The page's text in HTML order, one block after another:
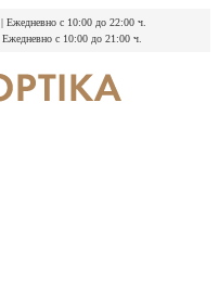
| Ежедневно с 10:00 до 22:00 ч.
Ежедневно с 10:00 до 21:00 ч.